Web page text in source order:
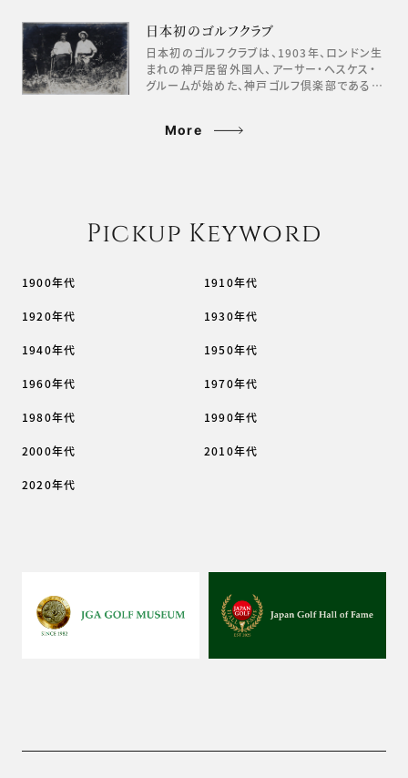
日本初のゴルフクラブ
日本初のゴルフクラブは、1903年、ロンドン生
まれの神戸居留外国人、アーサー・ヘスケス・
グルームが始めた、神戸ゴルフ倶楽部である…
More
Pickup Keyword
1900年代 1910年代
1920年代 1930年代
1940年代 1950年代
1960年代 1970年代
1980年代 1990年代
2000年代 2010年代
2020年代